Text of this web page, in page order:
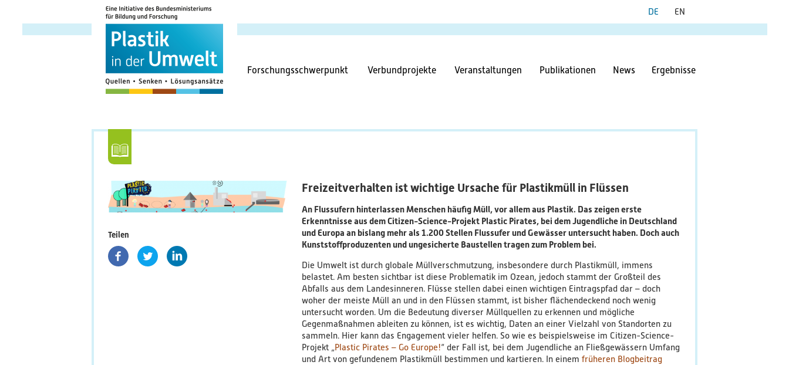
Forschungsschwerpunkt Verbundprojekte Veranstaltungen Publikationen News Ergebnisse
Teilen
Freizeitverhalten ist wichtige Ursache für Plastikmüll in Flüssen
An Flussufern hinterlassen Menschen häufig Müll, vor allem aus Plastik. Das zeigen erste
Erkenntnisse aus dem Citizen-Science-Projekt Plastic Pirates, bei dem Jugendliche in Deutschland
und Europa an bislang mehr als 1.200 Stellen Flussufer und Gewässer untersucht haben. Doch auch
Kunststoffproduzenten und ungesicherte Baustellen tragen zum Problem bei.
Die Umwelt ist durch globale Müllverschmutzung, insbesondere durch Plastikmüll, immens
belastet. Am besten sichtbar ist diese Problematik im Ozean, jedoch stammt der Großteil des
Abfalls aus dem Landesinneren. Flüsse stellen dabei einen wichtigen Eintragspfad dar – doch
woher der meiste Müll an und in den Flüssen stammt, ist bisher flächendeckend noch wenig
untersucht worden. Um die Bedeutung diverser Müllquellen zu erkennen und mögliche
Gegenmaßnahmen ableiten zu können, ist es wichtig, Daten an einer Vielzahl von Standorten zu
sammeln. Hier kann das Engagement vieler helfen. So wie es beispielsweise im Citizen-Science-
Projekt „Plastic Pirates – Go Europe!“ der Fall ist, bei dem Jugendliche an Fließgewässern Umfang
und Art von gefundenem Plastikmüll bestimmen und kartieren. In einem früheren Blogbeitrag